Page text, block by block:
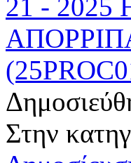
21 -
Στην